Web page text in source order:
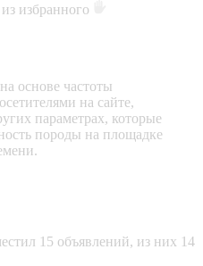
избранного
основе частоты
на сайте,
параметрах, которые
породы на площадке
15 объявлений, из них 14